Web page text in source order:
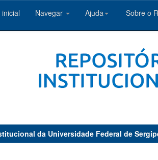
inicial Navegar Ajuda Sobre o
da Universidade Federal de